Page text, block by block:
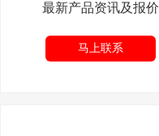
最新产品资讯及报价
马上联系